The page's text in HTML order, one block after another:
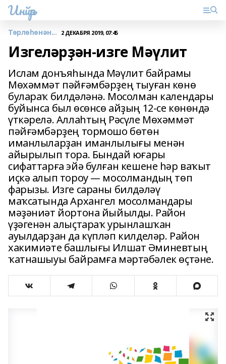
Инйәр
Төрлөһөнән... 2 ДЕКАБРЯ 2019, 07:45
Изгеләрҙән-изге Мәүлит
Ислам донъяһында Мәүлит байрамы
Мөхәммәт пәйғәмбәрҙең тыуған көнө
булараҡ билдәләнә. Мосолман календары
буйынса был өсөнсө айҙың 12-се көнөндә
үткәрелә. Аллаһтың Рәсүле Мөхәммәт
пәйғәмбәрҙең тормошо бөтөн
иманлыларҙан иманлылығы менән
айырылып тора. Бындай юғары
сифаттарға эйә булған кешене һәр ваҡыт
иҫкә алып тороу — мосолмандың төп
фарызы. Изге сараны билдәләү
маҡсатында Архангел мосолмандары
мәҙәниәт йортона йыйылды. Район
үҙәгенән алыҫтараҡ урынлашҡан
ауылдарҙан да күпләп килделәр. Район
хакимиәте башлығы Илшат Әминевтың
ҡатнашыуы байрамға мәртәбәлек өҫтәне.